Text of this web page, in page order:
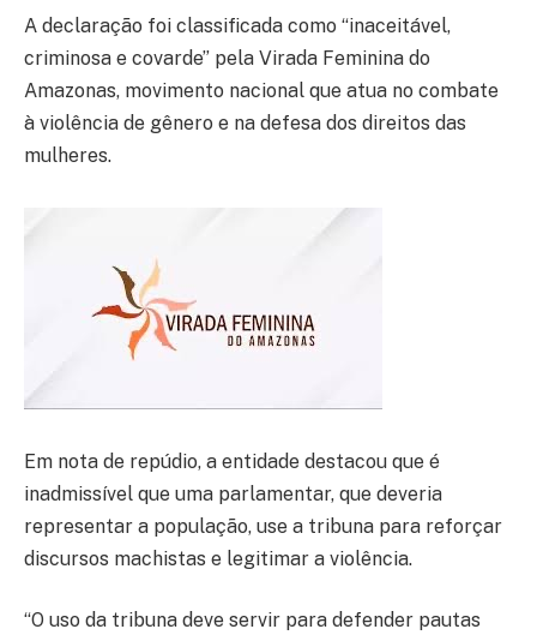
A declaração foi classificada como “inaceitável,
criminosa e covarde” pela Virada Feminina do
Amazonas, movimento nacional que atua no combate
à violência de gênero e na defesa dos direitos das
mulheres.
Em nota de repúdio, a entidade destacou que é
inadmissível que uma parlamentar, que deveria
representar a população, use a tribuna para reforçar
discursos machistas e legitimar a violência.
“O uso da tribuna deve servir para defender pautas